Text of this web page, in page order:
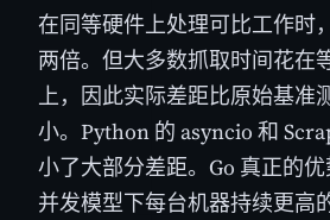
在同等硬件上处理可比工作时
两倍。但大多数抓取时间花在
上，因此实际差距比原始基准
小。Python 的 asyncio 和
小了大部分差距。Go 真正的
并发模型下每台机器持续更高